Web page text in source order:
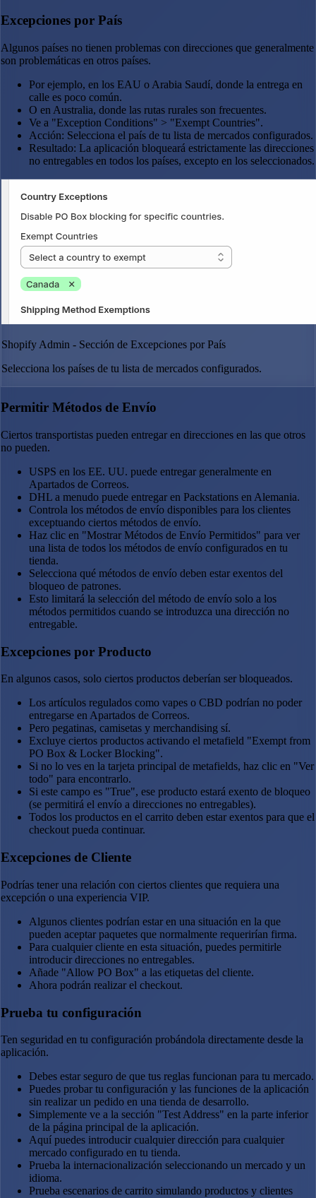
Excepciones por País
Algunos países no tienen problemas con direcciones que generalmente
son problemáticas en otros países.
Por ejemplo, en los EAU o Arabia Saudí, donde la entrega en
calle es poco común.
O en Australia, donde las rutas rurales son frecuentes.
Ve a "Exception Conditions" > "Exempt Countries".
Acción: Selecciona el país de tu lista de mercados configurados.
Resultado: La aplicación bloqueará estrictamente las direcciones
no entregables en todos los países, excepto en los seleccionados.
Shopify Admin - Sección de Excepciones por País
Selecciona los países de tu lista de mercados configurados.
Permitir Métodos de Envío
Ciertos transportistas pueden entregar en direcciones en las que otros
no pueden.
USPS en los EE. UU. puede entregar generalmente en
Apartados de Correos.
DHL a menudo puede entregar en Packstations en Alemania.
Controla los métodos de envío disponibles para los clientes
exceptuando ciertos métodos de envío.
Haz clic en "Mostrar Métodos de Envío Permitidos" para ver
una lista de todos los métodos de envío configurados en tu
tienda.
Selecciona qué métodos de envío deben estar exentos del
bloqueo de patrones.
Esto limitará la selección del método de envío solo a los
métodos permitidos cuando se introduzca una dirección no
entregable.
Excepciones por Producto
En algunos casos, solo ciertos productos deberían ser bloqueados.
Los artículos regulados como vapes o CBD podrían no poder
entregarse en Apartados de Correos.
Pero pegatinas, camisetas y merchandising sí.
Excluye ciertos productos activando el metafield "Exempt from
PO Box & Locker Blocking".
Si no lo ves en la tarjeta principal de metafields, haz clic en "Ver
todo" para encontrarlo.
Si este campo es "True", ese producto estará exento de bloqueo
(se permitirá el envío a direcciones no entregables).
Todos los productos en el carrito deben estar exentos para que el
checkout pueda continuar.
Excepciones de Cliente
Podrías tener una relación con ciertos clientes que requiera una
excepción o una experiencia VIP.
Algunos clientes podrían estar en una situación en la que
pueden aceptar paquetes que normalmente requerirían firma.
Para cualquier cliente en esta situación, puedes permitirle
introducir direcciones no entregables.
Añade "Allow PO Box" a las etiquetas del cliente.
Ahora podrán realizar el checkout.
Prueba tu configuración
Ten seguridad en tu configuración probándola directamente desde la
aplicación.
Debes estar seguro de que tus reglas funcionan para tu mercado.
Puedes probar tu configuración y las funciones de la aplicación
sin realizar un pedido en una tienda de desarrollo.
Simplemente ve a la sección "Test Address" en la parte inferior
de la página principal de la aplicación.
Aquí puedes introducir cualquier dirección para cualquier
mercado configurado en tu tienda.
Prueba la internacionalización seleccionando un mercado y un
idioma.
Prueba escenarios de carrito simulando productos y clientes